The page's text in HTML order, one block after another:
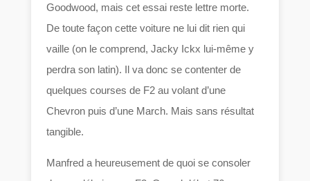
Goodwood, mais cet essai reste lettre morte.
De toute façon cette voiture ne lui dit rien qui
vaille (on le comprend, Jacky Ickx lui-même y
perdra son latin). Il va donc se contenter de
quelques courses de F2 au volant d’une
Chevron puis d’une March. Mais sans résultat
tangible.
Manfred a heureusement de quoi se consoler